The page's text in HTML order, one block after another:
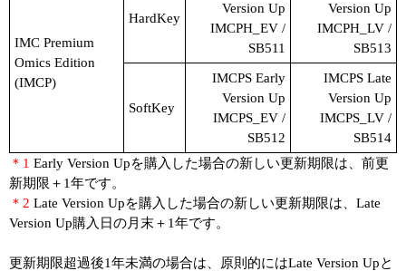
IMC Premium
Omics Edition
(IMCP)
HardKey
Version Up
IMCPH_EV /
SB511
Version Up
IMCPH_LV /
SB513
SoftKey
IMCPS Early
Version Up
IMCPS_EV /
SB512
IMCPS Late
Version Up
IMCPS_LV /
SB514
＊1 Early Version Upを購入した場合の新しい更新期限は、前更
新期限＋1年です。
＊2 Late Version Upを購入した場合の新しい更新期限は、Late
Version Up購入日の月末＋1年です。
更新期限超過後1年未満の場合は、原則的にはLate Version Upと